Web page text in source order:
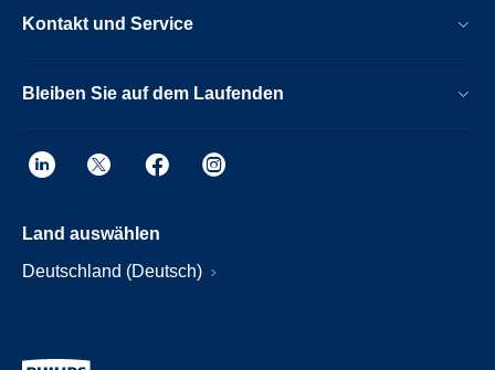
Kontakt und Service
Bleiben Sie auf dem Laufenden
Land auswählen
Deutschland (Deutsch)